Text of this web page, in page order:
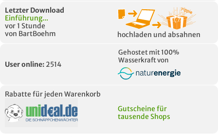
Letzter Download
Einführung...
vor 1 Stunde
von BartBoehm
hochladen und absahnen
User online: 2514
Gehostet mit 100%
Wasserkraft von
Rabatte für jeden Warenkorb
Gutscheine für
tausende Shops